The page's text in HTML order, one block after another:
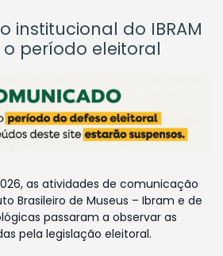
institucional do IBRAM
período eleitoral
as atividades de comunicação
Brasileiro de Museus – Ibram e de
passaram a observar as
pela legislação eleitoral.